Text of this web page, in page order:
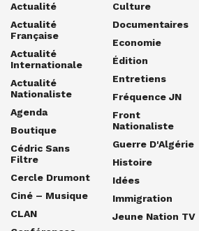
Actualité
Actualité
Française
Actualité
Internationale
Actualité
Nationaliste
Agenda
Boutique
Cédric Sans
Filtre
Cercle Drumont
Ciné – Musique
CLAN
Culture
Documentaires
Economie
Édition
Entretiens
Fréquence JN
Front
Nationaliste
Guerre D'Algérie
Histoire
Idées
Immigration
Jeune Nation TV